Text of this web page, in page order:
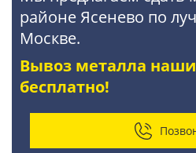
районе Ясенево по
Москве.
Вывоз металла
бесплатно!